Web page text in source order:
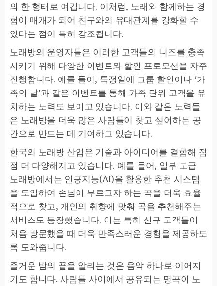
의 한 형태로 여깁니다. 이처럼, 노래와 함께하는 경
험이 매개가 되어 친구와의 유대관계를 강화할 수
있다는 점이 특히 강조됩니다.
노래방의 운영자들은 이러한 고객들의 니즈를 충족
시키기 위해 다양한 이벤트와 할인 프로모션을 자주
진행합니다. 예를 들어, 특정일에 그룹 할인이나 ‘가
족의 날’과 같은 이벤트를 통해 가족 단위 고객을 유
치하는 노력도 보이고 있습니다. 이와 같은 노력들
은 노래방을 더욱 많은 사람들이 찾고 싶어하는 공
간으로 만드는 데 기여하고 있습니다.
한국의 노래방 산업은 기술과 아이디어를 결합해 점
점 더 다양해지고 있습니다. 예를 들어, 일부 고급
노래방에서는 인공지능(AI)을 활용한 추천 시스템
을 도입하여 손님이 부르고자 하는 곡을 더욱 효율
적으로 찾고, 개인의 취향에 맞춰 곡을 추천해주는
서비스도 등장했습니다. 이는 특히 신규 고객들이
처음 방문했을 때 더욱 만족스러운 경험을 제공하도
록 도와줍니다.
즐거운 밤의 끝을 알리는 것은 음악 하나로 이어지
기도 합니다. 사람들 사이에서 공유되는 명곡이 노